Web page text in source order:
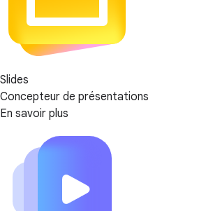
Slides
Concepteur de présentations
En savoir plus